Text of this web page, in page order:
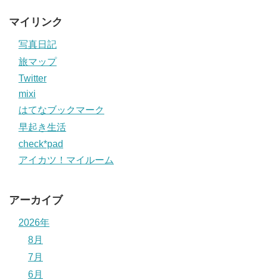
マイリンク
写真日記
旅マップ
Twitter
mixi
はてなブックマーク
早起き生活
check*pad
アイカツ！マイルーム
アーカイブ
2026年
8月
7月
6月